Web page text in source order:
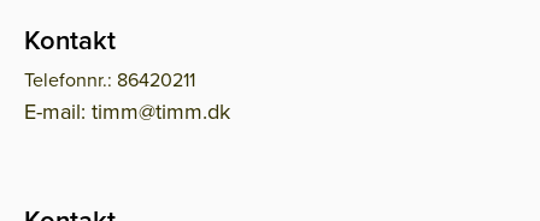
Kontakt
Telefonnr.: 86420211
E-mail: timm@timm.dk